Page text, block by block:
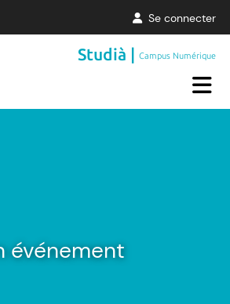
Se connecter
Studià |Campus Numérique
événement